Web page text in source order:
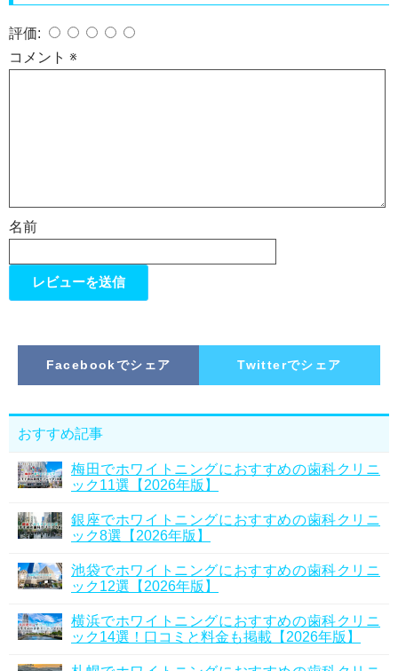
コメント ※
名前
評価:
Facebookでシェア Twitterでシェア
おすすめ記事
梅田でホワイトニングにおすすめの歯科クリニ
ック11選【2026年版】
銀座でホワイトニングにおすすめの歯科クリニ
ック8選【2026年版】
池袋でホワイトニングにおすすめの歯科クリニ
ック12選【2026年版】
横浜でホワイトニングにおすすめの歯科クリニ
ック14選！口コミと料金も掲載【2026年版】